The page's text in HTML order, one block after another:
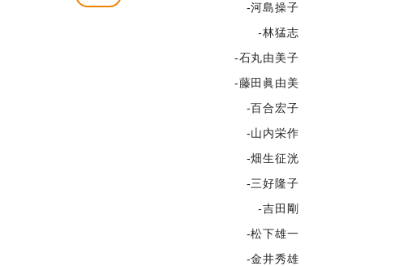
-河島操子
-林猛志
-石丸由美子
-藤田眞由美
-百合宏子
-山内栄作
-畑生征洸
-三好隆子
-吉田剛
-松下雄一
-金井秀雄